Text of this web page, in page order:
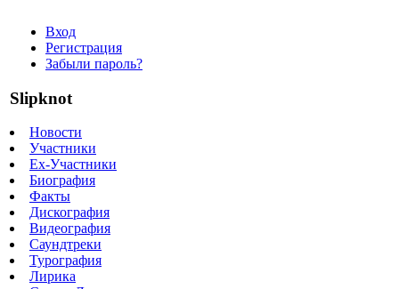
Вход
Регистрация
Забыли пароль?
Slipknot
Новости
Участники
Ex-Участники
Биография
Факты
Дискография
Видеография
Саундтреки
Турография
Лирика